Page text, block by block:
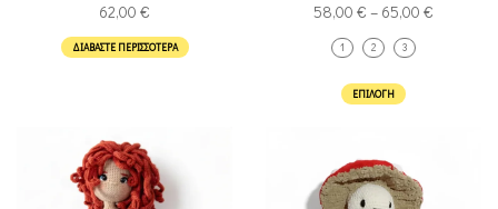
62,00 €
ΔΙΑΒΆΣΤΕ ΠΕΡΙΣΣΌΤΕΡΑ
58,00 € – 65,00 €
1 2 3
ΕΠΙΛΟΓΉ